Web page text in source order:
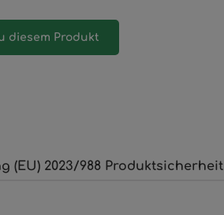
diesem Produkt
(EU) 2023/988 Produktsicherheit